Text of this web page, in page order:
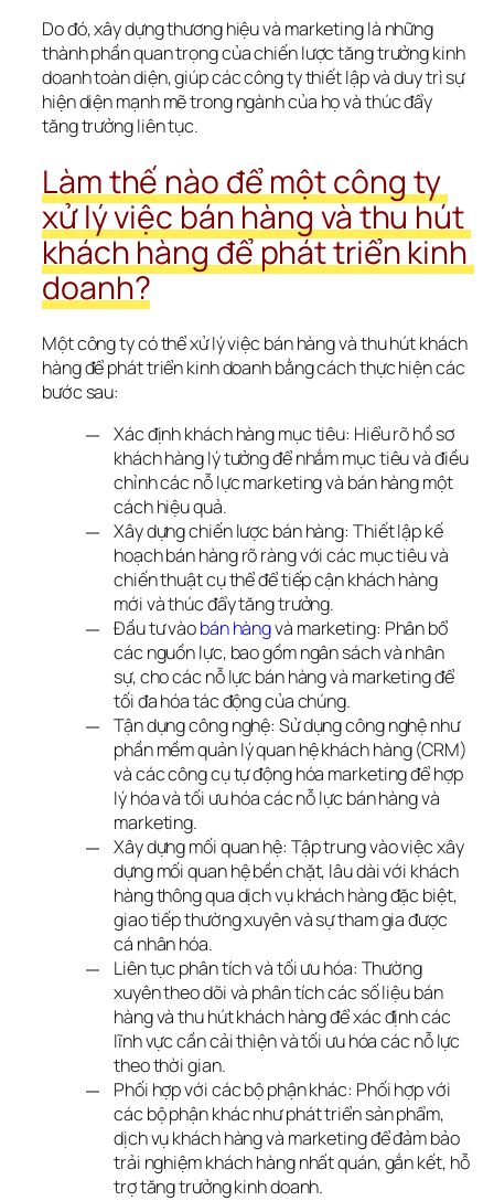
Do đó, xây dựng thương hiệu và marketing là những
thành phần quan trọng của chiến lược tăng trưởng kinh
doanh toàn diện, giúp các công ty thiết lập và duy trì sự
hiện diện mạnh mẽ trong ngành của họ và thúc đẩy
tăng trưởng liên tục.
Làm thế nào để một công ty
xử lý việc bán hàng và thu hút
khách hàng để phát triển kinh
doanh?
Một công ty có thể xử lý việc bán hàng và thu hút khách
hàng để phát triển kinh doanh bằng cách thực hiện các
bước sau:
Xác định khách hàng mục tiêu: Hiểu rõ hồ sơ
khách hàng lý tưởng để nhắm mục tiêu và điều
chỉnh các nỗ lực marketing và bán hàng một
cách hiệu quả.
Xây dựng chiến lược bán hàng: Thiết lập kế
hoạch bán hàng rõ ràng với các mục tiêu và
chiến thuật cụ thể để tiếp cận khách hàng
mới và thúc đẩy tăng trưởng.
Đầu tư vàobán hàngvà marketing: Phân bổ
các nguồn lực, bao gồm ngân sách và nhân
sự, cho các nỗ lực bán hàng và marketing để
tối đa hóa tác động của chúng.
Tận dụng công nghệ: Sử dụng công nghệ như
phần mềm quản lý quan hệ khách hàng (CRM)
và các công cụ tự động hóa marketing để hợp
lý hóa và tối ưu hóa các nỗ lực bán hàng và
marketing.
Xây dựng mối quan hệ: Tập trung vào việc xây
dựng mối quan hệ bền chặt, lâu dài với khách
hàng thông qua dịch vụ khách hàng đặc biệt,
giao tiếp thường xuyên và sự tham gia được
cá nhân hóa.
Liên tục phân tích và tối ưu hóa: Thường
xuyên theo dõi và phân tích các số liệu bán
hàng và thu hút khách hàng để xác định các
lĩnh vực cần cải thiện và tối ưu hóa các nỗ lực
theo thời gian.
Phối hợp với các bộ phận khác: Phối hợp với
các bộ phận khác như phát triển sản phẩm,
dịch vụ khách hàng và marketing để đảm bảo
trải nghiệm khách hàng nhất quán, gắn kết, hỗ
trợ tăng trưởng kinh doanh.